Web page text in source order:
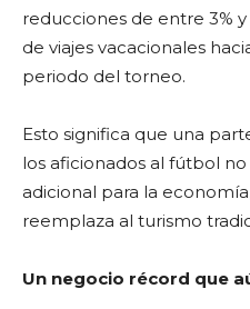
reducciones de entre 3%
de viajes vacacionales
periodo del torneo.
Esto significa que una
los aficionados al fútbol
adicional para la
reemplaza al turismo
Un negocio récord que